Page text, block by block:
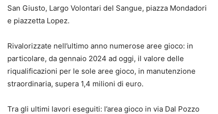
San Giusto, Largo Volontari del Sangue, piazza Mondadori
e piazzetta Lopez.
Rivalorizzate nell’ultimo anno numerose aree gioco: in
particolare, da gennaio 2024 ad oggi, il valore delle
riqualificazioni per le sole aree gioco, in manutenzione
straordinaria, supera 1,4 milioni di euro.
Tra gli ultimi lavori eseguiti: l’area gioco in via Dal Pozzo